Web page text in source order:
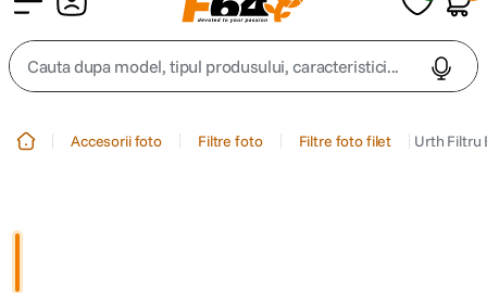
Cauta dupa model, tipul produsului, caracteristici...
Accesorii foto Filtre foto Filtre foto filet Urth Filtru